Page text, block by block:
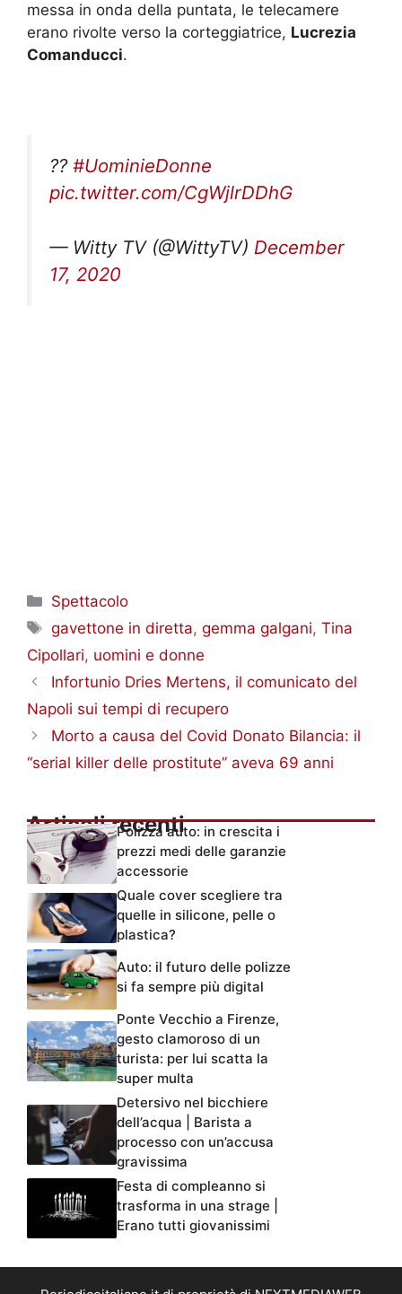
messa in onda della puntata, le telecamere
erano rivolte verso la corteggiatrice, Lucrezia
Comanducci.
?? #UominieDonne
pic.twitter.com/CgWjlrDDhG
— Witty TV (@WittyTV) December
17, 2020
Categorie
Spettacolo
Tag
gavettone in diretta,gemma galgani,Tina
Cipollari, uomini e donne
Infortunio Dries Mertens, il comunicato del
Napoli sui tempi di recupero
Morto a causa del Covid Donato Bilancia: il
“serial killer delle prostitute” aveva 69 anni
Articoli recentiPolizza auto: in crescita i
prezzi medi delle garanzie
accessorie
Quale cover scegliere tra
quelle in silicone, pelle o
plastica?
Auto: il futuro delle polizze
si fa sempre più digital
Ponte Vecchio a Firenze,
gesto clamoroso di un
turista: per lui scatta la
super multa
Detersivo nel bicchiere
dell’acqua | Barista a
processo con un’accusa
gravissima
Festa di compleanno si
trasforma in una strage |
Erano tutti giovanissimi